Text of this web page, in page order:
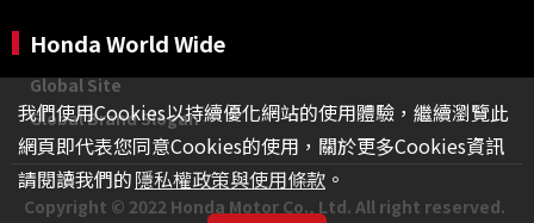
我們使用Cookies以持續優化網站的使用體驗，繼續瀏覽此
網頁即代表您同意Cookies的使用，關於更多Cookies資訊
請閱讀我們的隱私權政策與使用條款 。
Honda World Wide
Global Site
Global Brand Slogan
Copyright © 2022 Honda Motor Co., Ltd. All right reserved.